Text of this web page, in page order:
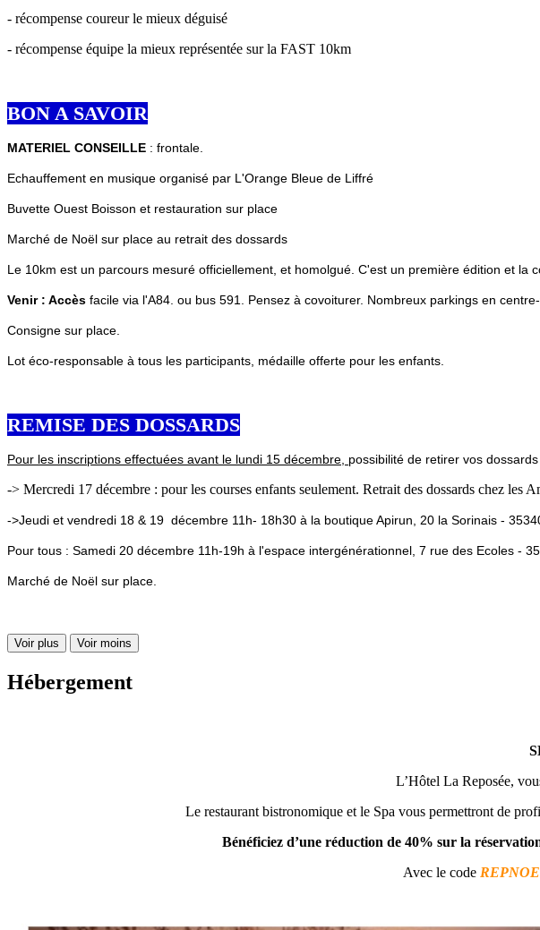
- récompense coureur le mieux déguisé
- récompense équipe la mieux représentée sur la FAST 10km
BON A SAVOIR
MATERIEL CONSEILLE : frontale.
Echauffement en musique organisé par L'Orange Bleue de Liffré
Buvette Ouest Boisson et restauration sur place
Marché de Noël sur place au retrait des dossards
Le 10km est un parcours mesuré officiellement, et homolgué. C'est un première édition et la
Venir : Accès facile via l'A84. ou bus 591. Pensez à covoiturer. Nombreux parkings en centre-
Consigne sur place.
Lot éco-responsable à tous les participants, médaille offerte pour les enfants.
REMISE DES DOSSARDS
Pour les inscriptions effectuées avant le lundi 15 décembre, possibilité de retirer vos dossards
-> Mercredi 17 décembre : pour les courses enfants seulement. Retrait des dossards chez les
->Jeudi et vendredi 18 & 19 décembre 11h- 18h30 à la boutique Apirun, 20 la Sorinais -
Pour tous : Samedi 20 décembre 11h-19h à l'espace intergénérationnel, 7 rue des Ecoles -
Marché de Noël sur place.
Voir plus Voir moins
Hébergement
L’Hôtel La Reposée,
Le restaurant bistronomique et le Spa vous permettront de
Bénéficiez d’une réduction de 40% sur la
Avec le code